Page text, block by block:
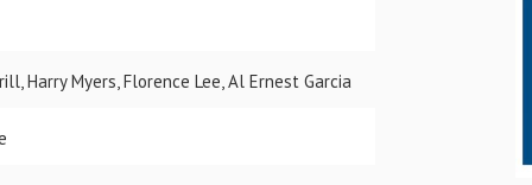
Harry Myers, Florence Lee, Al Ernest Garcia